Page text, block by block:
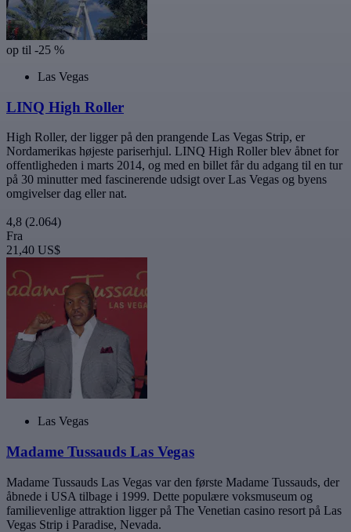
op til -25 %
Las Vegas
LINQ High Roller
High Roller, der ligger på den prangende Las Vegas Strip, er
Nordamerikas højeste pariserhjul. LINQ High Roller blev åbnet for
offentligheden i marts 2014, og med en billet får du adgang til en tur
på 30 minutter med fascinerende udsigt over Las Vegas og byens
omgivelser dag eller nat.
4,8 (2.064)
Fra
21,40 US$
Las Vegas
Madame Tussauds Las Vegas
Madame Tussauds Las Vegas var den første Madame Tussauds, der
åbnede i USA tilbage i 1999. Dette populære voksmuseum og
familievenlige attraktion ligger på The Venetian casino resort på Las
Vegas Strip i Paradise, Nevada.